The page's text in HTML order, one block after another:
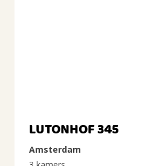
LUTONHOF 345
Amsterdam